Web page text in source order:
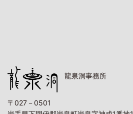
龍泉洞事務所
〒027－0501